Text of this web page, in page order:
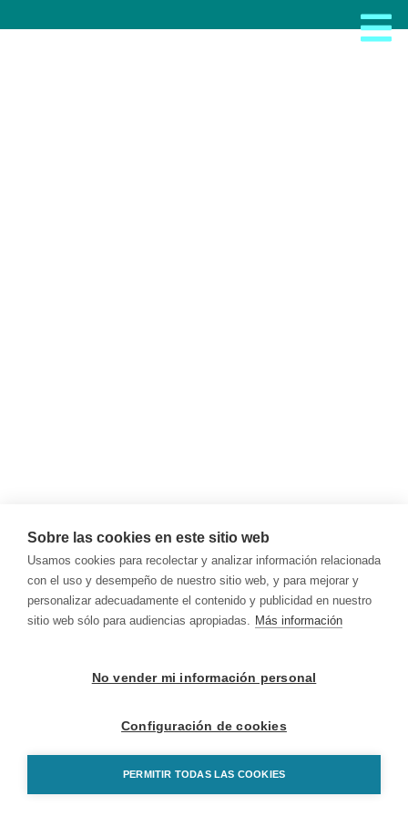
Sobre las cookies en este sitio web
Usamos cookies para recolectar y analizar información relacionada
con el uso y desempeño de nuestro sitio web, y para mejorar y
personalizar adecuadamente el contenido y publicidad en nuestro
sitio web sólo para audiencias apropiadas. Más información
No vender mi información personal
Configuración de cookies
PERMITIR TODAS LAS COOKIES